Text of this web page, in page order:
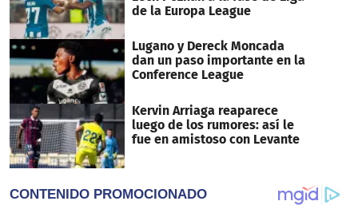
de la Europa League
Lugano y Dereck Moncada
dan un paso importante en la
Conference League
Kervin Arriaga reaparece
luego de los rumores: así le
fue en amistoso con Levante